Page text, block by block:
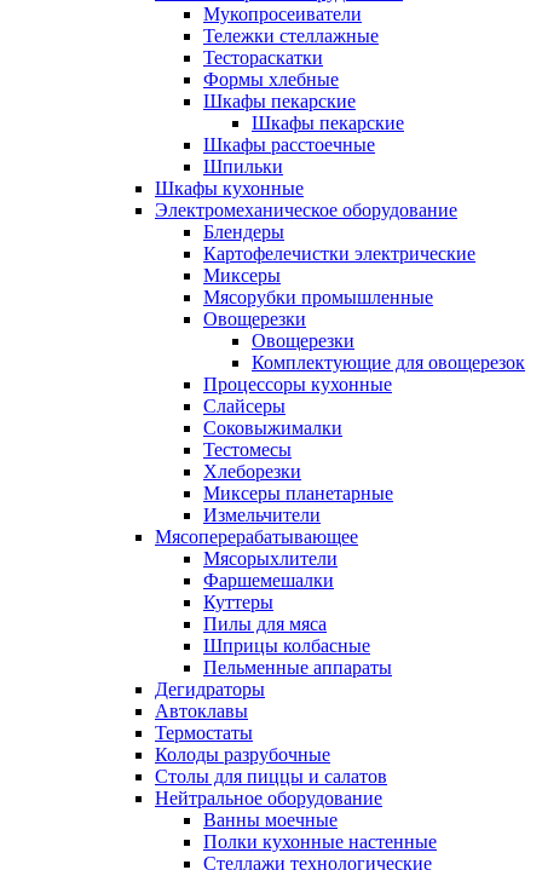
Мукопросеиватели
Тележки стеллажные
Тестораскатки
Формы хлебные
Шкафы пекарские
Шкафы пекарские
Шкафы расстоечные
Шпильки
Шкафы кухонные
Электромеханическое оборудование
Блендеры
Картофелечистки электрические
Миксеры
Мясорубки промышленные
Овощерезки
Овощерезки
Комплектующие для овощерезок
Процессоры кухонные
Слайсеры
Соковыжималки
Тестомесы
Хлеборезки
Миксеры планетарные
Измельчители
Мясоперерабатывающее
Мясорыхлители
Фаршемешалки
Куттеры
Пилы для мяса
Шприцы колбасные
Пельменные аппараты
Дегидраторы
Автоклавы
Термостаты
Колоды разрубочные
Столы для пиццы и салатов
Нейтральное оборудование
Ванны моечные
Полки кухонные настенные
Стеллажи технологические